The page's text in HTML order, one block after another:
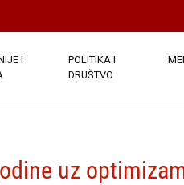
I
POLITIKA I
DRUŠTVO
uz